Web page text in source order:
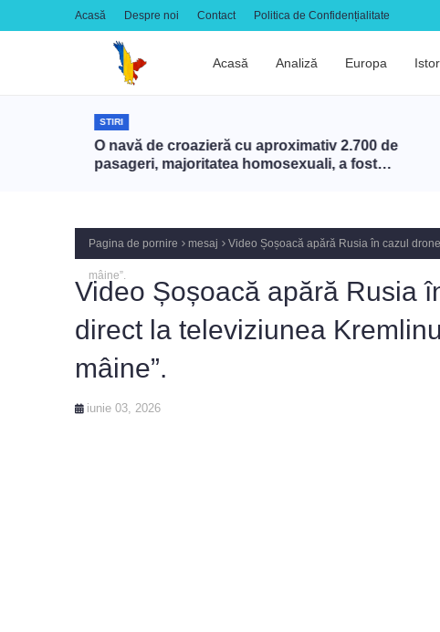
Acasă Despre noi Contact Politica de Confidențialitate
Acasă Analiză Europa
STIRI
O navă de croazieră cu aproximativ 2.700 de
pasageri, majoritatea homosexuali, a fost
Pagina de pornire mesaj Video Șoșoacă apără Rusia în cazul
mâine”.
Video Șoșoacă apără Rusia
direct la televiziunea
mâine”.
iunie 03, 2026